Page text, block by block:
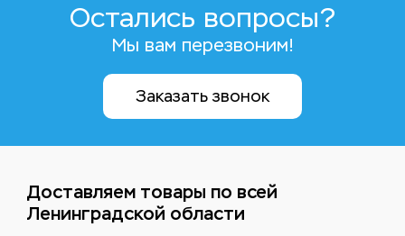
Остались вопросы?
Мы вам перезвоним!
Заказать звонок
Доставляем товары по всей
Ленинградской области